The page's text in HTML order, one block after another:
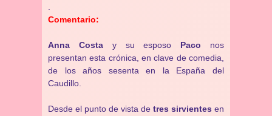
Comentario:
Anna Costay su esposo Paco nos
presentan esta crónica, en clave de comedia,
de los años sesenta en la España del
Caudillo.
Desde el punto de vista de tres sirvientes en